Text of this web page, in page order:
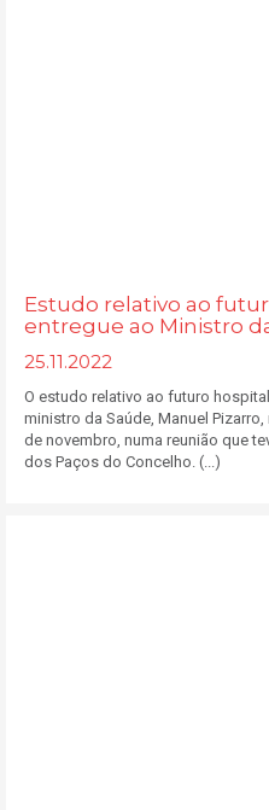
Estudo relativo ao
entregue ao Ministro
25.11.2022
O estudo relativo ao futuro
ministro da Saúde, Manuel
de novembro, numa reunião que
dos Paços do Concelho. (...)